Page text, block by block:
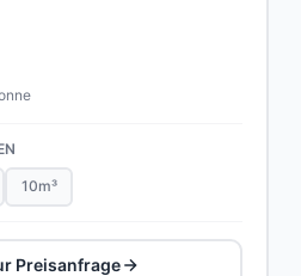
10m³
Preisanfrage